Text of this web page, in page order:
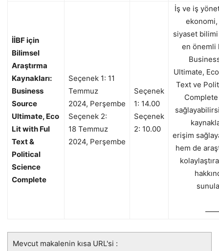
İİBF için
Bilimsel
Araştırma
Kaynakları:
Business
Source
Ultimate, Eco
Lit with Ful
Text &
Political
Science
Complete
Seçenek 1: 11
Temmuz
2024, Perşembe
Seçenek 2:
18 Temmuz
2024, Perşembe
Seçenek
1: 14.00
Seçenek
2: 10.00
İş ve iş
siyaset bilimi
en önemli
Ultimate,
Text ve
sa
erişim sa
hem de
Mevcut makalenin kısa URL'si :